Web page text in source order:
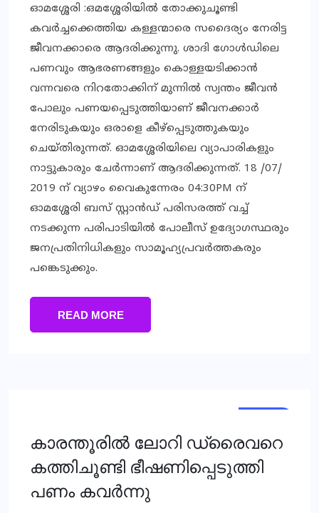
ഓമശ്ശേരി :ഒമശ്ശേരിയില്‍ തോക്കുചൂണ്ടി
കവര്‍ച്ചക്കെത്തിയ കള്ളന്മാരെ സദൈര്യം നേരിട്ട
ജീവനക്കാരെ ആദരിക്കുന്നു. ശാദി ഗോള്‍ഡിലെ
പണവും ആഭരണങ്ങളും കൊള്ളയടിക്കാന്‍
വന്നവരെ നിറതോക്കിന് മുന്നില്‍ സ്വന്തം ജീവന്‍
പോലും പണയപ്പെടുത്തിയാണ് ജീവനക്കാര്‍
നേരിടുകയും ഒരാളെ കീഴ്‌പ്പെടുത്തുകയും
ചെയ്തിരുന്നത്. ഓമശ്ശേരിയിലെ വ്യാപാരികളും
നാട്ടുകാരും ചേര്‍ന്നാണ് ആദരിക്കുന്നത്. 18 /07/
2019 ന് വ്യാഴം വൈകുന്നേരം 04:30PM ന്
ഓമശ്ശേരി ബസ് സ്റ്റാന്‍ഡ് പരിസരത്ത് വച്ച്
നടക്കുന്ന പരിപാടിയില്‍ പോലീസ് ഉദ്യോഗസ്ഥരും
ജനപ്രതിനിധികളും സാമൂഹ്യപ്രവര്‍ത്തകരും
പങ്കെടുക്കും.
READ MORE
കാരന്തൂരില്‍ ലോറി ഡ്രൈവറെ
കത്തിചൂണ്ടി ഭീഷണിപ്പെടുത്തി
പണം കവര്‍ന്നു